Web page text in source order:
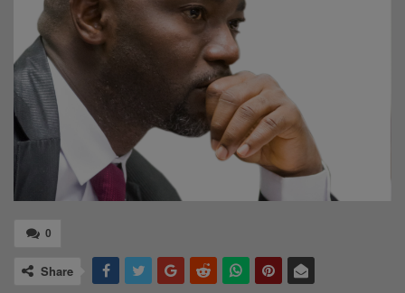
0
Share